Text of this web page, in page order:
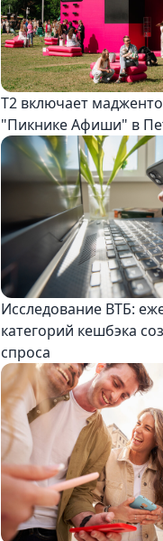
Т2 включает
"Пикнике Афиши" в
Исследование ВТБ:
категорий кешбэка
спроса